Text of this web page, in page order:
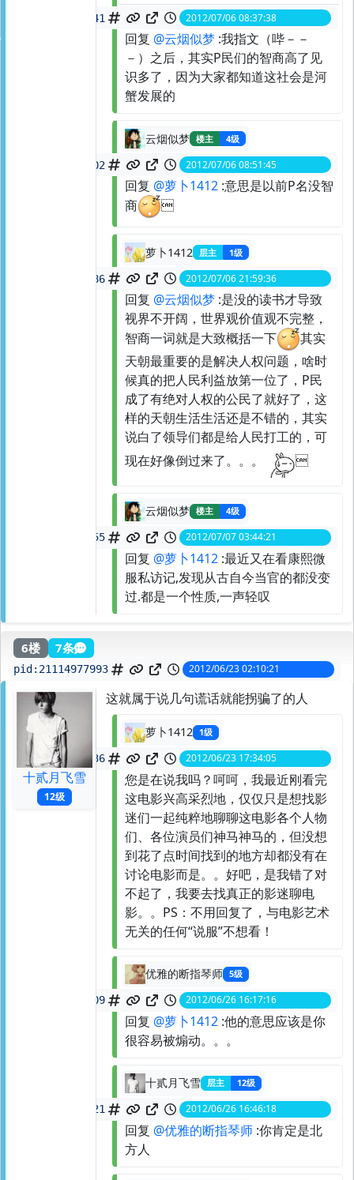
21564606441 2012/07/06 08:37:38
回复 @云烟似梦 :我指文（哔－－
－）之后，其实P民们的智商高了见
识多了，因为大家都知道这社会是河
蟹发展的
云烟似梦 楼主 4级
21564961902 2012/07/06 08:51:45
回复 @萝卜1412 :意思是以前P名没智
商

萝卜1412 层主 1级
21592273986 2012/07/06 21:59:36
回复 @云烟似梦 :是没的读书才导致
视界不开阔，世界观价值观不完整，
智商一词就是大致概括一下
其实
天朝最重要的是解决人权问题，啥时
候真的把人民利益放第一位了，P民
成了有绝对人权的公民了就好了，这
样的天朝生活生活还是不错的，其实
说白了领导们都是给人民打工的，可
现在好像倒过来了。。。

云烟似梦 楼主 4级
21600439055 2012/07/07 03:44:21
回复 @萝卜1412 :最近又在看康熙微
服私访记,发现从古自今当官的都没变
过.都是一个性质,一声轻叹
6楼 7条
pid: 21114977993 2012/06/23 02:10:21
十贰月飞雪
12级
这就属于说几句谎话就能拐骗了的人
萝卜1412 1级
spid: 21132791936 2012/06/23 17:34:05
您是在说我吗？呵呵，我最近刚看完
这电影兴高采烈地，仅仅只是想找影
迷们一起纯粹地聊聊这电影各个人物
们、各位演员们神马神马的，但没想
到花了点时间找到的地方却都没有在
讨论电影而是。。好吧，是我错了对
不起了，我要去找真正的影迷聊电
影。。PS：不用回复了，与电影艺术
无关的任何“说服”不想看！
优雅的断指琴师 5级
21227279609 2012/06/26 16:17:16
回复 @萝卜1412 :他的意思应该是你
很容易被煽动。。。
十贰月飞雪 层主 12级
21228136021 2012/06/26 16:46:18
回复 @优雅的断指琴师 :你肯定是北
方人